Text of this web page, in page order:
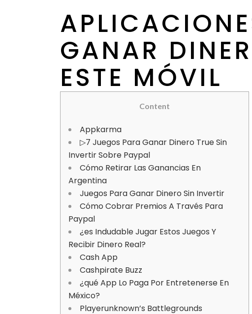
GANAR
ESTE MÓVIL
Content
Appkarma
▷7 Juegos Para Ganar Dinero True Sin
Invertir Sobre Paypal
Cómo Retirar Las Ganancias En
Argentina
Juegos Para Ganar Dinero Sin Invertir
Cómo Cobrar Premios A Través Para
Paypal
¿es Indudable Jugar Estos Juegos Y
Recibir Dinero Real?
Cash App
Cashpirate Buzz
¿qué App Lo Paga Por Entretenerse En
México?
Playerunknown’s Battlegrounds